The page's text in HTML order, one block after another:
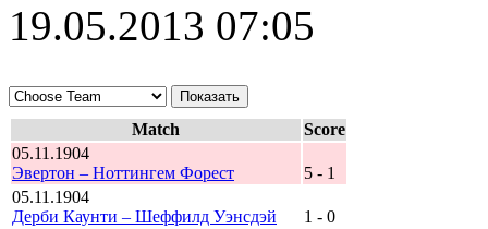
19.05.2013 07:05
Match
Score
05.11.1904
Эвертон – Ноттингем Форест
5 - 1
05.11.1904
Дерби Каунти – Шеффилд Уэнсдэй
1 - 0